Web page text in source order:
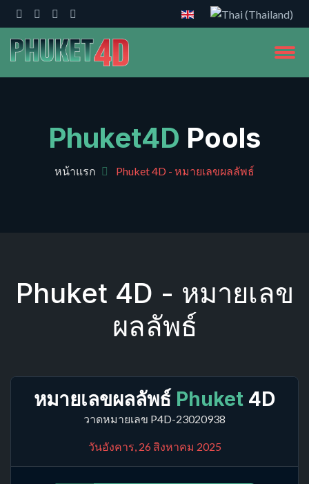
Phuket4D Pools
หน้าแรก Phuket 4D - หมายเลขผลลัพธ์
Phuket 4D - หมายเลข
ผลลัพธ์
หมายเลขผลลัพธ์ Phuket 4D
วาดหมายเลข P4D-23020938
วันอังคาร, 26 สิงหาคม 2025